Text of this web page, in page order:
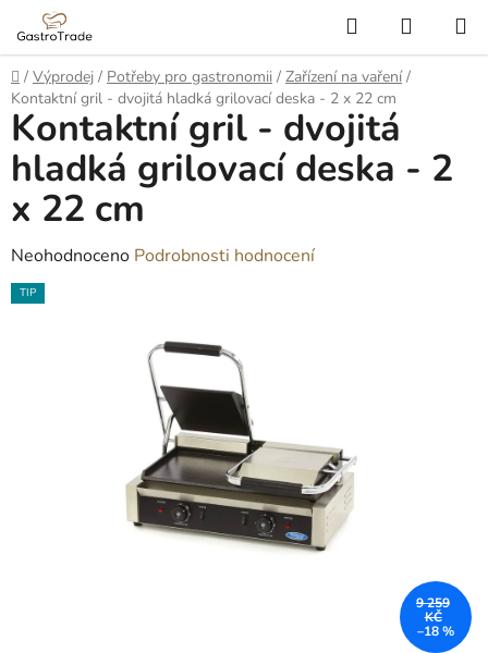
obsah
Hledat
KOŠÍK
Domů
/ Výprodej / Potřeby pro gastronomii / Zařízení na vaření /
Kontaktní gril - dvojitá hladká grilovací deska - 2 x 22 cm
Kontaktní gril - dvojitá
hladká grilovací deska - 2
x 22 cm
Průměrné
hodnocení
Neohodnoceno Podrobnosti hodnocení
TIP
9 259
KČ
–18 %